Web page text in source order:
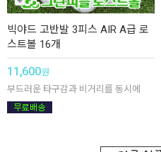
빅야드 고반발 3피스 AIR A급 로
스트볼 16개
11,600원
부드러운 타구감과 비거리를 동시에